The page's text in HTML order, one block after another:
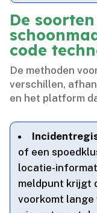
De soorten
code
De methoden
verschillen,
en het platform
of een
locatie-
meldpunt krijgt
voorkomt lange